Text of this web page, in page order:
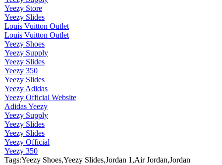
Yeezy Store
Yeezy Slides
Louis Vuitton Outlet
Louis Vuitton Outlet
Yeezy Shoes
Yeezy Supply
Yeezy Slides
Yeezy 350
Yeezy Slides
Yeezy Adidas
Yeezy Official Website
Adidas Yeezy
Yeezy Supply
Yeezy Slides
Yeezy Slides
Yeezy Official
Yeezy 350
Tags:Yeezy Shoes,Yeezy Slides,Jordan 1,Air Jordan,Jordan